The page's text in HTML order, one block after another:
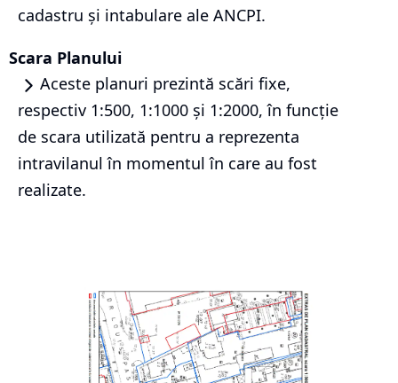
cadastru și intabulare ale ANCPI.
Scara Planului
Aceste planuri prezintă scări fixe,
respectiv 1:500, 1:1000 și 1:2000, în funcție
de scara utilizată pentru a reprezenta
intravilanul în momentul în care au fost
realizate.